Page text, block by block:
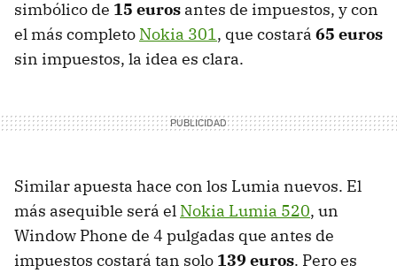
simbólico de 15 euros antes de impuestos, y con
el más completo Nokia 301, que costará 65 euros
sin impuestos, la idea es clara.
Similar apuesta hace con los Lumia nuevos. El
más asequible será el Nokia Lumia 520, un
Window Phone de 4 pulgadas que antes de
impuestos costará tan solo 139 euros. Pero es